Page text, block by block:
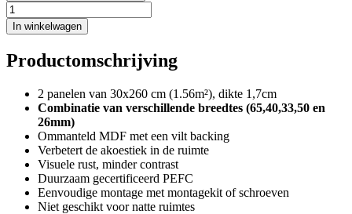
In winkelwagen
Productomschrijving
2 panelen van 30x260 cm (1.56m²), dikte 1,7cm
Combinatie van verschillende breedtes (65,40,33,50 en
26mm)
Ommanteld MDF met een vilt backing
Verbetert de akoestiek in de ruimte
Visuele rust, minder contrast
Duurzaam gecertificeerd PEFC
Eenvoudige montage met montagekit of schroeven
Niet geschikt voor natte ruimtes